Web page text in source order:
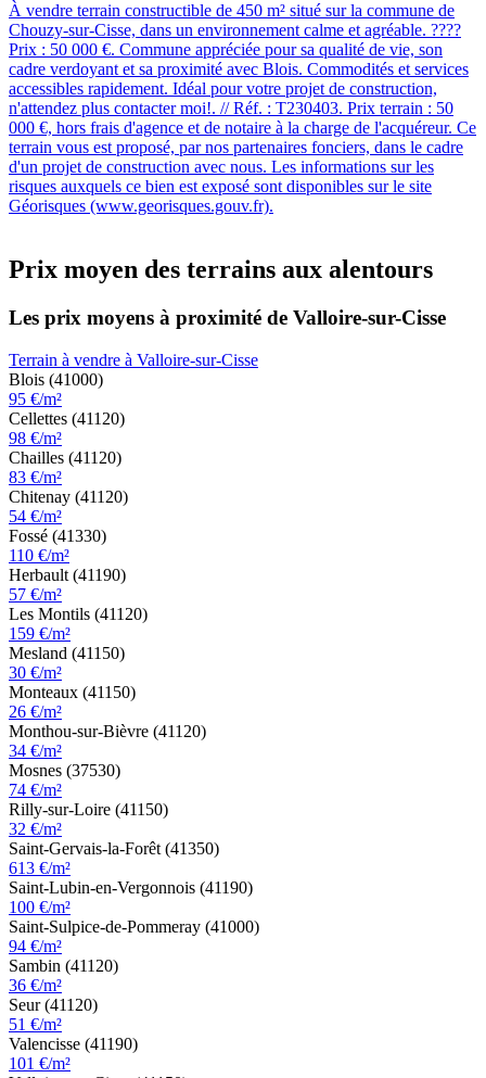
À vendre terrain constructible de 450 m² situé sur la commune de
Chouzy-sur-Cisse, dans un environnement calme et agréable. ????
Prix : 50 000 €. Commune appréciée pour sa qualité de vie, son
cadre verdoyant et sa proximité avec Blois. Commodités et services
accessibles rapidement. Idéal pour votre projet de construction,
n'attendez plus contacter moi!. // Réf. : T230403. Prix terrain : 50
000 €, hors frais d'agence et de notaire à la charge de l'acquéreur. Ce
terrain vous est proposé, par nos partenaires fonciers, dans le cadre
d'un projet de construction avec nous. Les informations sur les
risques auxquels ce bien est exposé sont disponibles sur le site
Géorisques (www.georisques.gouv.fr).
Prix moyen des terrains aux alentours
Les prix moyens à proximité de Valloire-sur-Cisse
Terrain à vendre à Valloire-sur-Cisse
Blois (41000)
95 €/m²
Cellettes (41120)
98 €/m²
Chailles (41120)
83 €/m²
Chitenay (41120)
54 €/m²
Fossé (41330)
110 €/m²
Herbault (41190)
57 €/m²
Les Montils (41120)
159 €/m²
Mesland (41150)
30 €/m²
Monteaux (41150)
26 €/m²
Monthou-sur-Bièvre (41120)
34 €/m²
Mosnes (37530)
74 €/m²
Rilly-sur-Loire (41150)
32 €/m²
Saint-Gervais-la-Forêt (41350)
613 €/m²
Saint-Lubin-en-Vergonnois (41190)
100 €/m²
Saint-Sulpice-de-Pommeray (41000)
94 €/m²
Sambin (41120)
36 €/m²
Seur (41120)
51 €/m²
Valencisse (41190)
101 €/m²